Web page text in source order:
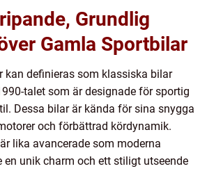
Grundlig
Gamla Sportbilar
kan definieras som klassiska bilar
talet som är designade för sportig
Dessa bilar är kända för sina snygga
och förbättrad kördynamik.
lika avancerade som moderna
en unik charm och ett stiligt utseende